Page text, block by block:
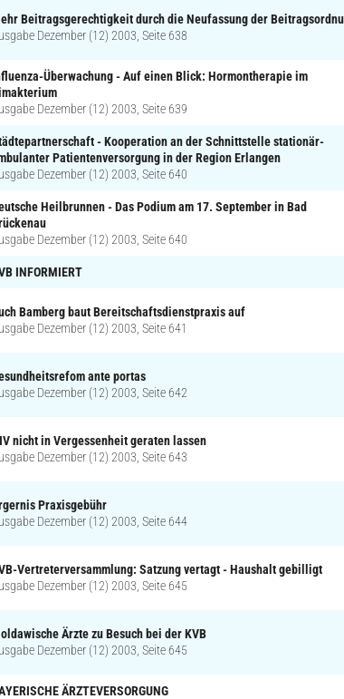
Beitragsgerechtigkeit durch die Neufassung der
Dezember (12) 2003, Seite 638
Überwachung - Auf einen Blick: Hormontherapie im
Dezember (12) 2003, Seite 639
- Kooperation an der Schnittstelle stationär-
Patientenversorgung in der Region Erlangen
Dezember (12) 2003, Seite 640
Heilbrunnen - Das Podium am 17. September in Bad
Dezember (12) 2003, Seite 640
INFORMIERT
Bamberg baut Bereitschaftsdienstpraxis auf
Dezember (12) 2003, Seite 641
ante portas
Dezember (12) 2003, Seite 642
nicht in Vergessenheit geraten lassen
Dezember (12) 2003, Seite 643
Praxisgebühr
Dezember (12) 2003, Seite 644
Vertreterversammlung: Satzung vertagt - Haushalt gebilligt
Dezember (12) 2003, Seite 645
Ärzte zu Besuch bei der KVB
Dezember (12) 2003, Seite 645
ÄRZTEVERSORGUNG